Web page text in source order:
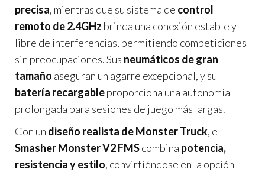
precisa, mientras que su sistema de control
remoto de 2.4GHz brinda una conexión estable y
libre de interferencias, permitiendo competiciones
sin preocupaciones. Sus neumáticos de gran
tamaño aseguran un agarre excepcional, y su
batería recargableproporciona una autonomía
prolongada para sesiones de juego más largas.
Con un diseño realista de Monster Truck, el
Smasher Monster V2 FMScombina potencia,
resistencia y estilo, convirtiéndose en la opción